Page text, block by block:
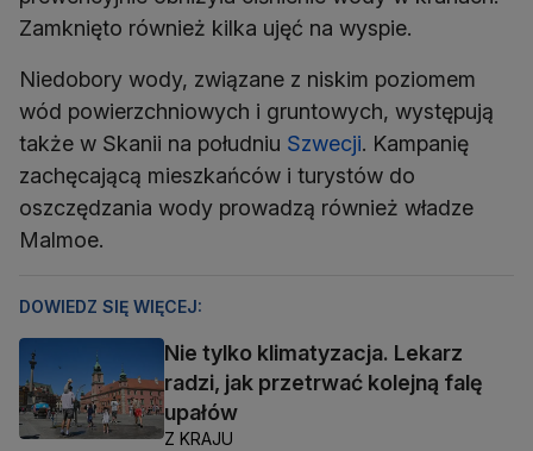
Zamknięto również kilka ujęć na wyspie.
Niedobory wody, związane z niskim poziomem
wód powierzchniowych i gruntowych, występują
także w Skanii na południu Szwecji. Kampanię
zachęcającą mieszkańców i turystów do
oszczędzania wody prowadzą również władze
Malmoe.
DOWIEDZ SIĘ WIĘCEJ:
Nie tylko klimatyzacja. Lekarz
radzi, jak przetrwać kolejną falę
upałów
Z KRAJU